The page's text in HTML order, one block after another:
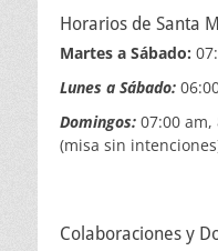
Horarios de Santa
Martes a Sábado:
Lunes a Sábado:
Domingos: 07:00 am,
(misa sin
Colaboraciones y